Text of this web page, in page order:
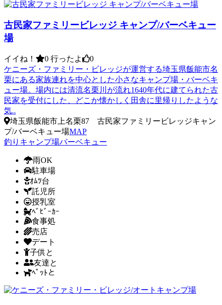
古民家ファミリービレッジ キャンプ/バーベキュー
場
イイね！ 0 行ったよ
0
ケニーズ・ファミリー・ビレッジが運営する埼玉県飯能市名
栗にある家族連れを中心とした小さなキャンプ場・バーベキ
ュー場。場内には清流名栗川が流れ1640年代に建てられた古
民家を受付にした、どこか懐かしく田舎に里帰りしたような
気..
埼玉県飯能市上名栗87 古民家ファミリービレッジキャン
プ/バーベキュー場MAP
釣り キャンプ場バーベキュー
雨OK
駐車場
ｵﾑﾂ台
託児所
授乳室
ﾍﾞﾋﾞｰｶｰ
食事処
売店
デート
子供と
友達と
ﾍﾟｯﾄと